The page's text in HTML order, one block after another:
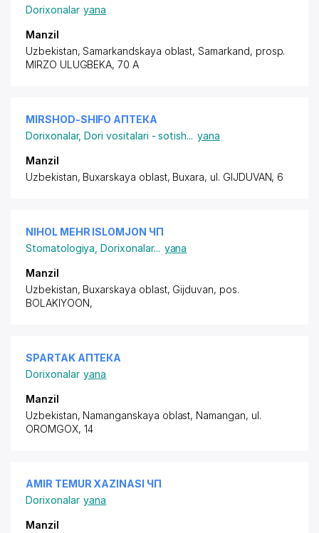
Dorixonalar yana
Manzil
Uzbekistan, Samarkandskaya oblast, Samarkand, prosp.
MIRZO ULUGBEKA, 70 A
MIRSHOD-SHIFO АПТЕКА
Dorixonalar,Dori vositalari - sotish... yana
Manzil
Uzbekistan, Buxarskaya oblast, Buxara, ul. GIJDUVAN, 6
NIHOL MEHR ISLOMJON ЧП
Stomatologiya ,Dorixonalar... yana
Manzil
Uzbekistan, Buxarskaya oblast, Gijduvan, pos.
BOLAKIYOON,
SPARTAK АПТЕКА
Dorixonalar yana
Manzil
Uzbekistan, Namanganskaya oblast, Namangan, ul.
OROMGOX, 14
AMIR TEMUR XAZINASI ЧП
Dorixonalar yana
Manzil